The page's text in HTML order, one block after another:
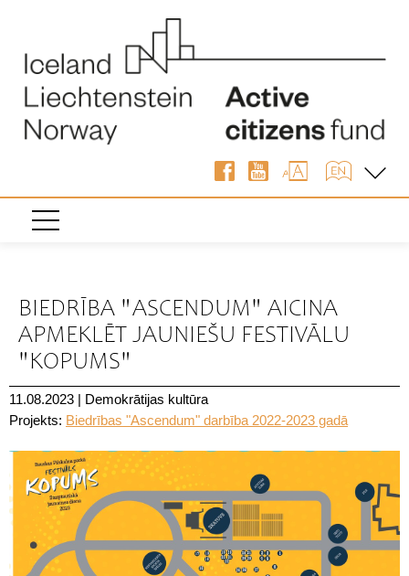
BIEDRĪBA "ASCENDUM" AICINA
APMEKLĒT JAUNIEŠU FESTIVĀLU
"KOPUMS"
11.08.2023 | Demokrātijas kultūra
Projekts: Biedrības "Ascendum" darbība 2022-2023 gadā